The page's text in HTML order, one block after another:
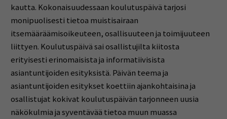
kautta. Kokonaisuudessaan koulutuspäivä tarjosi
monipuolisesti tietoa muistisairaan
itsemääräämisoikeuteen, osallisuuteen ja toimijuuteen
liittyen. Koulutuspäivä sai osallistujilta kiitosta
erityisesti erinomaisista ja informatiivisista
asiantuntijoiden esityksistä. Päivän teema ja
asiantuntijoiden esitykset koettiin ajankohtaisina ja
osallistujat kokivat koulutuspäivän tarjonneen uusia
näkökulmia ja syventävää tietoa muun muassa